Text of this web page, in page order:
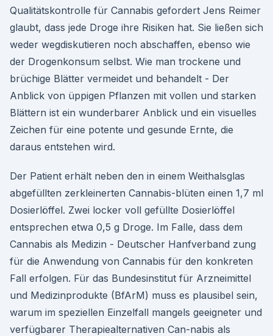
Qualitätskontrolle für Cannabis gefordert Jens Reimer
glaubt, dass jede Droge ihre Risiken hat. Sie ließen sich
weder wegdiskutieren noch abschaffen, ebenso wie
der Drogenkonsum selbst. Wie man trockene und
brüchige Blätter vermeidet und behandelt - Der
Anblick von üppigen Pflanzen mit vollen und starken
Blättern ist ein wunderbarer Anblick und ein visuelles
Zeichen für eine potente und gesunde Ernte, die
daraus entstehen wird.
Der Patient erhält neben den in einem Weithalsglas
abgefüllten zerkleinerten Cannabis-blüten einen 1,7 ml
Dosierlöffel. Zwei locker voll gefüllte Dosierlöffel
entsprechen etwa 0,5 g Droge. Im Falle, dass dem
Cannabis als Medizin - Deutscher Hanfverband zung
für die Anwendung von Cannabis für den konkreten
Fall erfolgen. Für das Bundesinstitut für Arzneimittel
und Medizinprodukte (BfArM) muss es plausibel sein,
warum im speziellen Einzelfall mangels geeigneter und
verfügbarer Therapiealternativen Can-nabis als